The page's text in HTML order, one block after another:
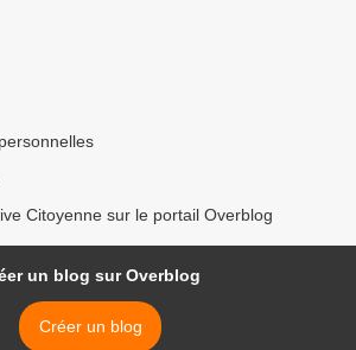
Citoyenne sur le portail Overblog
un blog sur Overblog
Créer un blog